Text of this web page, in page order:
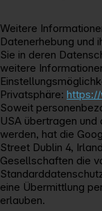
Weitere
Datenerhebung und
Sie in deren
weitere
Privatsphäre:
Soweit
USA übertragen
werden, hat die
Street Dublin 4,
Gesellschaften die
eine Übermittlung
erlauben.